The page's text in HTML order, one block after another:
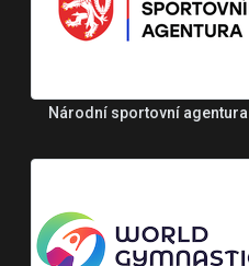
Národní sportovní agentura